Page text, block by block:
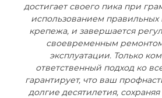
достигает своего пика при
использованием правильных
крепежа, и завершается
своевременным
эксплуатации. Только
ответственный подход ко
гарантирует, что ваш
долгие десятилетия,